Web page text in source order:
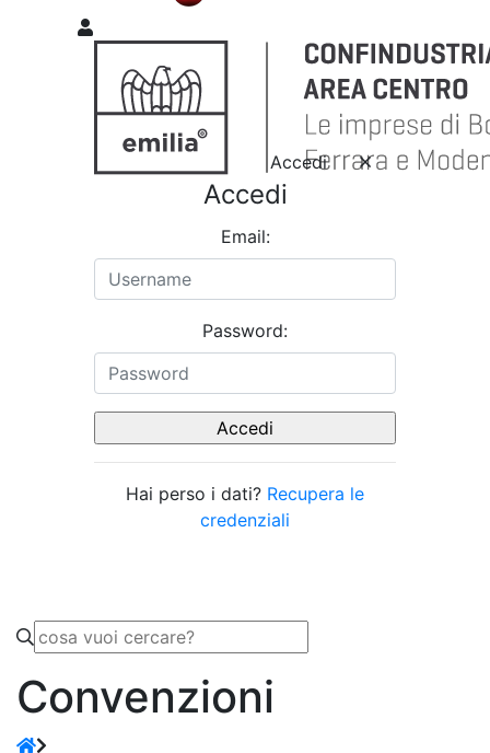
Accedi
Accedi
Email:
Password:
Hai perso i dati? Recupera le
credenziali
Convenzioni